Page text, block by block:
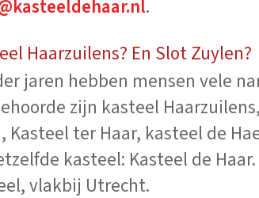
.
Haarzuilens? En Slot Zuylen?
jaren hebben mensen vele
zijn kasteel
Kasteel ter Haar, kasteel de
kasteel: Kasteel de
vlakbij Utrecht.